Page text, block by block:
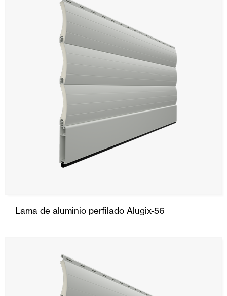
Lama de aluminio perfilado Alugix-56